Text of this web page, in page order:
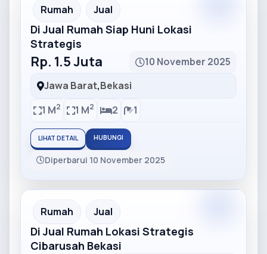
Partner Ad
Rumah Jual
Di Jual Rumah Siap Huni Lokasi
Strategis
Rp. 1.5 Juta
10 November 2025
Jawa Barat,Bekasi
1 M2 1 M2 2 1
LIHAT DETAIL HUBUNGI
Diperbarui 10 November 2025
Partner Ad
Rumah Jual
Di Jual Rumah Lokasi Strategis
Cibarusah Bekasi